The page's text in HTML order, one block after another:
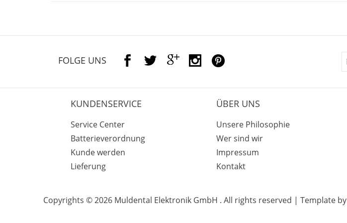
FOLGE UNS
KUNDENSERVICE
Service Center
Batterieverordnung
Kunde werden
Lieferung
ÜBER UNS
Unsere Philosophie
Wer sind wir
Impressum
Kontakt
Copyrights © 2026 Muldental Elektronik GmbH . All rights reserved | Template by